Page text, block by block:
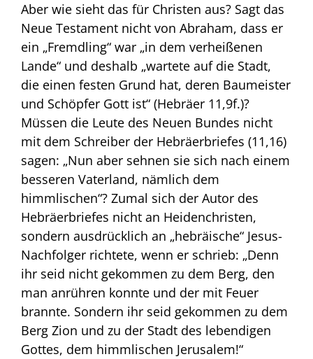
Aber wie sieht das für Christen aus? Sagt das
Neue Testament nicht von Abraham, dass er
ein „Fremdling“ war „in dem verheißenen
Lande“ und deshalb „wartete auf die Stadt,
die einen festen Grund hat, deren Baumeister
und Schöpfer Gott ist“ (Hebräer 11,9f.)?
Müssen die Leute des Neuen Bundes nicht
mit dem Schreiber der Hebräerbriefes (11,16)
sagen: „Nun aber sehnen sie sich nach einem
besseren Vaterland, nämlich dem
himmlischen“? Zumal sich der Autor des
Hebräerbriefes nicht an Heidenchristen,
sondern ausdrücklich an „hebräische“ Jesus-
Nachfolger richtete, wenn er schrieb: „Denn
ihr seid nicht gekommen zu dem Berg, den
man anrühren konnte und der mit Feuer
brannte. Sondern ihr seid gekommen zu dem
Berg Zion und zu der Stadt des lebendigen
Gottes, dem himmlischen Jerusalem!“